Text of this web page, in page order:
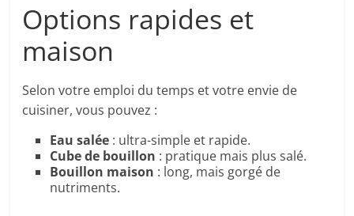
Options rapides et
maison
Selon votre emploi du temps et votre envie de
cuisiner, vous pouvez :
Eau salée : ultra-simple et rapide.
Cube de bouillon : pratique mais plus salé.
Bouillon maison : long, mais gorgé de
nutriments.